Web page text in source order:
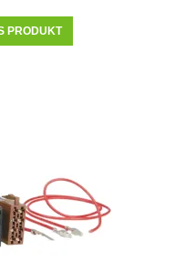
PRODUKT